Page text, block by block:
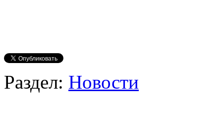
Раздел: Новости